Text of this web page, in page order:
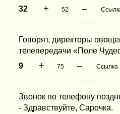
32
+ 52 –
Говорят, директоры
телепередачи «Поле
9
+ 75 – Ссылка
Звонок по телефону
- Здравствуйте, Сарочка.